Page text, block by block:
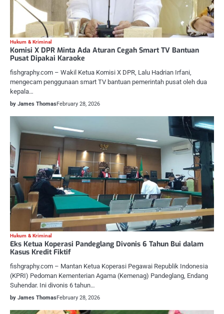
Hukum & Kriminal
Komisi X DPR Minta Ada Aturan Cegah Smart TV Bantuan
Pusat Dipakai Karaoke
fishgraphy.com – Wakil Ketua Komisi X DPR, Lalu Hadrian Irfani,
mengecam penggunaan smart TV bantuan pemerintah pusat oleh dua
kepala…
by James ThomasFebruary 28, 2026
Hukum & Kriminal
Eks Ketua Koperasi Pandeglang Divonis 6 Tahun Bui dalam
Kasus Kredit Fiktif
fishgraphy.com – Mantan Ketua Koperasi Pegawai Republik Indonesia
(KPRI) Pedoman Kementerian Agama (Kemenag) Pandeglang, Endang
Suhendar. Ini divonis 6 tahun…
by James ThomasFebruary 28, 2026